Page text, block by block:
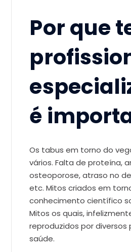
Por que
é
Os tabus em torno do
vários. Falta de proteína,
osteoporose, atraso no
etc. Mitos criados em
conhecimento científico
Mitos os quais,
reproduzidos por diversos
saúde.